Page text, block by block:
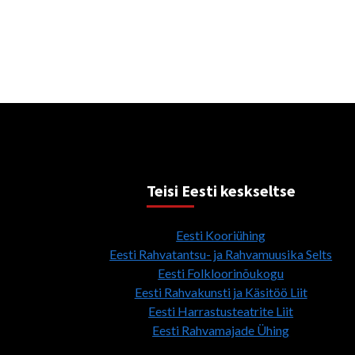
Teisi Eesti keskseltse
Eesti Kooriühing
Eesti Rahvatantsu- ja Rahvamuusika Selts
Eesti Folkloorinõukogu
Eesti Rahvakunsti ja Käsitöö Liit
Eesti Harrastusteatrite Liit
Eesti Rahvamajade Ühing